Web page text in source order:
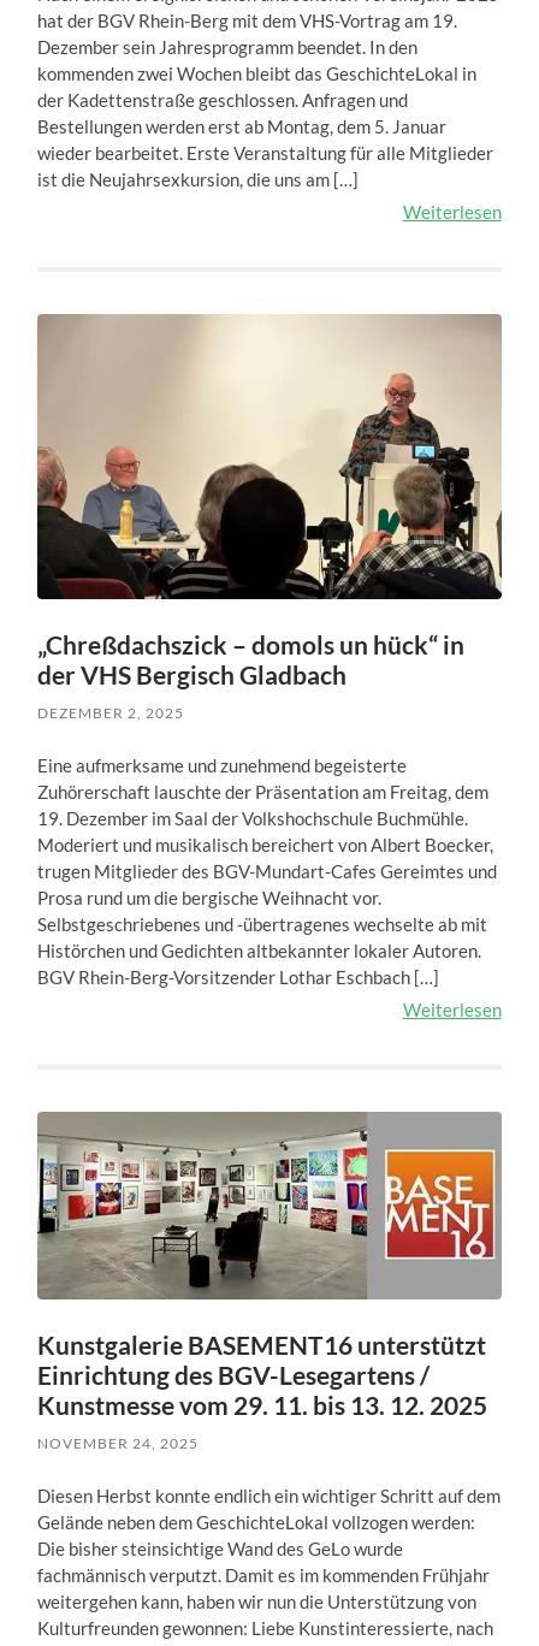
hat der BGV Rhein-Berg mit dem VHS-Vortrag am 19.
Dezember sein Jahresprogramm beendet. In den
kommenden zwei Wochen bleibt das GeschichteLokal in
der Kadettenstraße geschlossen. Anfragen und
Bestellungen werden erst ab Montag, dem 5. Januar
wieder bearbeitet. Erste Veranstaltung für alle Mitglieder
ist die Neujahrsexkursion, die uns am […]
Weiterlesen
„Chreßdachszick – domols un hück“ in
der VHS Bergisch Gladbach
DEZEMBER 2, 2025
Eine aufmerksame und zunehmend begeisterte
Zuhörerschaft lauschte der Präsentation am Freitag, dem
19. Dezember im Saal der Volkshochschule Buchmühle.
Moderiert und musikalisch bereichert von Albert Boecker,
trugen Mitglieder des BGV-Mundart-Cafes Gereimtes und
Prosa rund um die bergische Weihnacht vor.
Selbstgeschriebenes und -übertragenes wechselte ab mit
Histörchen und Gedichten altbekannter lokaler Autoren.
BGV Rhein-Berg-Vorsitzender Lothar Eschbach […]
Weiterlesen
Kunstgalerie BASEMENT16 unterstützt
Einrichtung des BGV-Lesegartens /
Kunstmesse vom 29. 11. bis 13. 12. 2025
NOVEMBER 24, 2025
Diesen Herbst konnte endlich ein wichtiger Schritt auf dem
Gelände neben dem GeschichteLokal vollzogen werden:
Die bisher steinsichtige Wand des GeLo wurde
fachmännisch verputzt. Damit es im kommenden Frühjahr
weitergehen kann, haben wir nun die Unterstützung von
Kulturfreunden gewonnen: Liebe Kunstinteressierte, nach